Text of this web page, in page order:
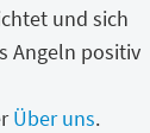
und sich
Angeln positiv
Über uns.